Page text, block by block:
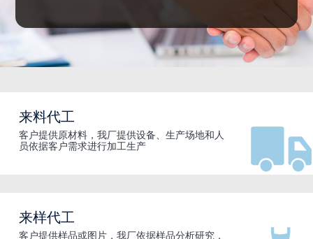
回并及时处理，让您高忱无忧。
来料代工
客户提供原材料，我厂提供设备、生产场地和人
员依据客户需求进行加工生产
来样代工
客户提供样品或图片，我厂依据样品分析研究，